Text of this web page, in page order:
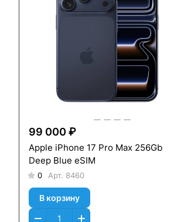
99 000 ₽
Apple iPhone 17 Pro Max 256Gb
Deep Blue eSIM
0 Арт. 8460
В корзину